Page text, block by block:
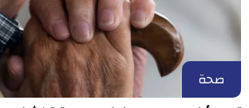
صحة